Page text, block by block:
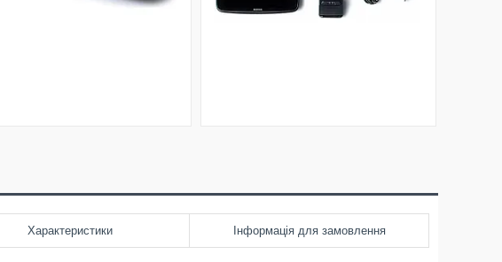
Характеристики Інформація для замовлення